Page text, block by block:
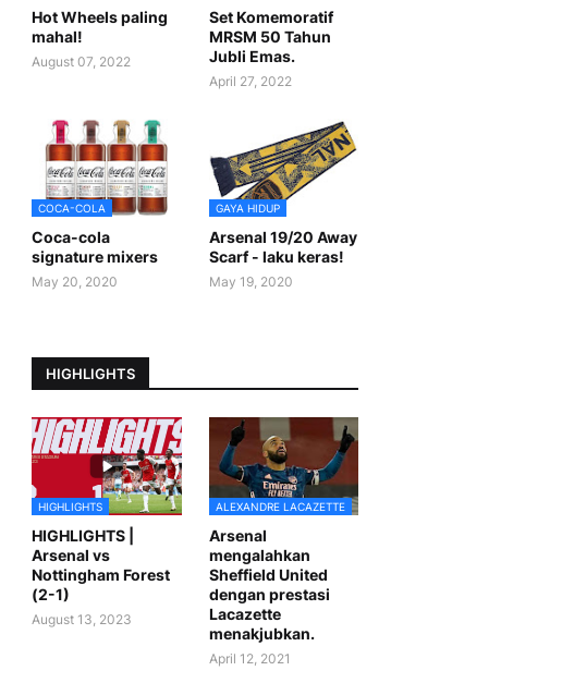
Hot Wheels paling
mahal!
August 07, 2022
Set Komemoratif
MRSM 50 Tahun
Jubli Emas.
April 27, 2022
COCA-COLA
Coca-cola
signature mixers
May 20, 2020
GAYA HIDUP
Arsenal 19/20 Away
Scarf - laku keras!
May 19, 2020
HIGHLIGHTS
HIGHLIGHTS
HIGHLIGHTS |
Arsenal vs
Nottingham Forest
(2-1)
August 13, 2023
ALEXANDRE LACAZETTE
Arsenal
mengalahkan
Sheffield United
dengan prestasi
Lacazette
menakjubkan.
April 12, 2021